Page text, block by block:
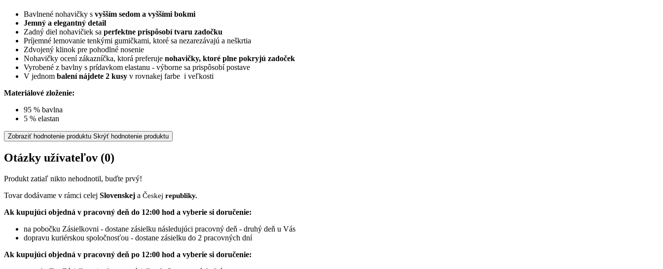
Bavlnené nohavičky s vyšším sedom a vyššími bokmi
Jemný a elegantný detail
Zadný diel nohavičiek sa perfektne prispôsobí tvaru zadočku
Príjemné lemovanie tenkými gumičkami, ktoré sa nezarezávajú a neškrtia
Zdvojený klinok pre pohodlné nosenie
Nohavičky ocení zákazníčka, ktorá preferuje nohavičky, ktoré plne pokryjú zadoček
Vyrobené z bavlny s prídavkom elastanu - výborne sa prispôsobí postave
V jednom balení nájdete 2 kusy v rovnakej farbe i veľkosti
Materiálové zloženie:
95 % bavlna
5 % elastan
Zobraziť hodnotenie produktu Skrýť hodnotenie produktu
Otázky užívateľov (0)
Produkt zatiaľ nikto nehodnotil, buďte prvý!
Tovar dodávame v rámci celej Slovenskej a Českej republiky.
Ak kupujúci objedná v pracovný deň do 12:00 hod a vyberie si doručenie:
na pobočku Zásielkovni - dostane zásielku následujúci pracovný deň - druhý deň u Vás
dopravu kuriérskou spoločnosťou - dostane zásielku do 2 pracovných dní
Ak kupujúci objedná v pracovný deň po 12:00 hod a vyberie si doručenie: